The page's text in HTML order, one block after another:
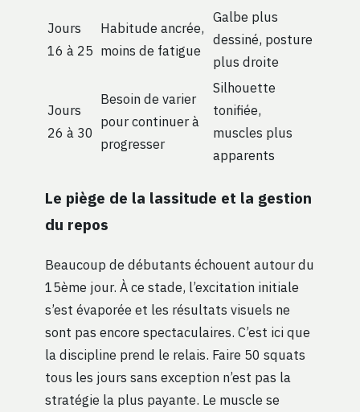
Jours
16 à 25
Habitude ancrée,
moins de fatigue
Galbe plus
dessiné, posture
plus droite
Jours
26 à 30
Besoin de varier
pour continuer à
progresser
Silhouette
tonifiée,
muscles plus
apparents
Le piège de la lassitude et la gestion
du repos
Beaucoup de débutants échouent autour du
15ème jour. À ce stade, l’excitation initiale
s’est évaporée et les résultats visuels ne
sont pas encore spectaculaires. C’est ici que
la discipline prend le relais. Faire 50 squats
tous les jours sans exception n’est pas la
stratégie la plus payante. Le muscle se